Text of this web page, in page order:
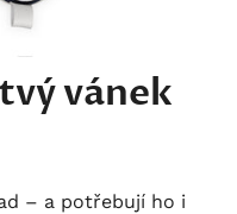
vánek
– a potřebují ho i